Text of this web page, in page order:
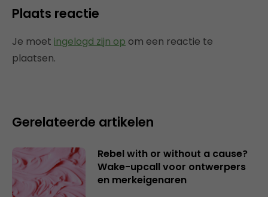
Plaats reactie
Je moet ingelogd zijn op om een reactie te
plaatsen.
Gerelateerde artikelen
Rebel with or without a cause?
Wake-upcall voor ontwerpers
en merkeigenaren